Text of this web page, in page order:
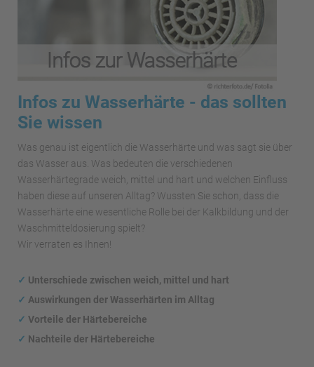
Infos zu Wasserhärte - das sollten
Sie wissen
Was genau ist eigentlich die Wasserhärte und was sagt sie über
das Wasser aus. Was bedeuten die verschiedenen
Wasserhärtegrade weich, mittel und hart und welchen Einfluss
haben diese auf unseren Alltag? Wussten Sie schon, dass die
Wasserhärte eine wesentliche Rolle bei der Kalkbildung und der
Waschmitteldosierung spielt?
Wir verraten es Ihnen!
✓ Unterschiede zwischen weich, mittel und hart
✓ Auswirkungen der Wasserhärten im Alltag
✓ Vorteile der Härtebereiche
✓ Nachteile der Härtebereiche